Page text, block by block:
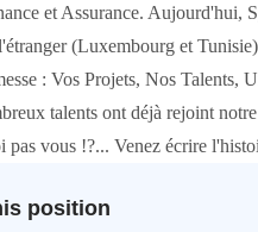
et Assurance. Aujourd'hui,
(Luxembourg et
: Vos Projets, Nos Talents,
talents ont déjà rejoint
pas vous !?... Venez écrire
position